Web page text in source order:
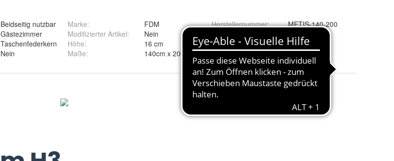
Beidseitig nutzbar
Gästezimmer
Taschenfederkern
Nein
Marke:
FDM
Modifizierter Artikel:
Nein
Höhe:
16 cm
Maße: 140cm x 200cm
Herstellernummer: METIS-140-200